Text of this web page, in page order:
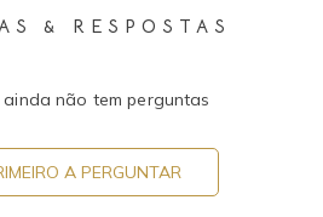
& RESPOSTAS
não tem perguntas
A PERGUNTAR